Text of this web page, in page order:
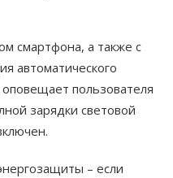
смартфона, а также с
автоматического
пользователя
зарядки световой
– если